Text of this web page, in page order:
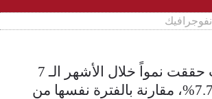
إنفوجرافيك
صادرات الآلات حققت نمواً خلال الأشهر الـ 7
الأولى، بنسبة 7.7%، مقارنة بالفترة نفسها من